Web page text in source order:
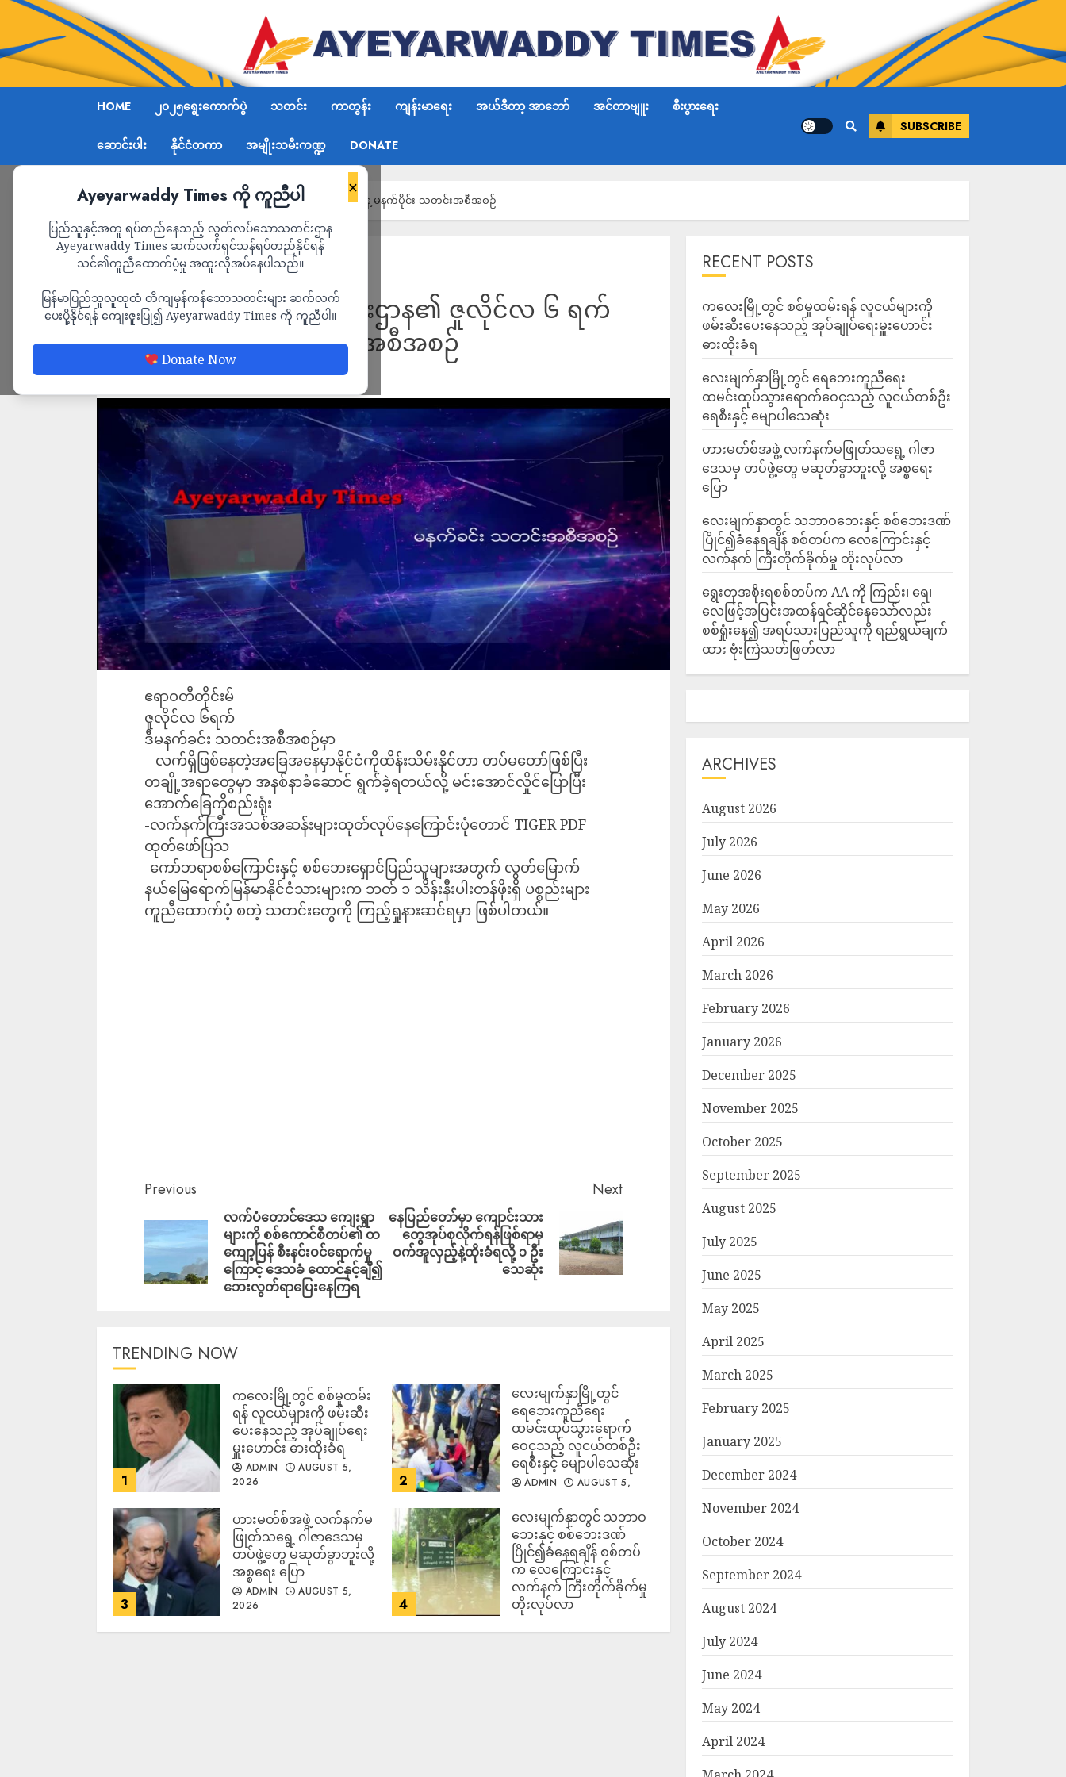
HOME ၂၀၂၅ရွေးကောက်ပွဲ သတင်း ကာတွန်း ကျန်းမာရေး အယ်ဒီတာ့ အာဘော် အင်တာဗျူး စီးပွားရေး
ဆောင်းပါး နိုင်ငံတကာ အမျိုးသမီးကဏ္ဍ DONATE
SUBSCRIBE
×
Ayeyarwaddy Times ကို ကူညီပါ
ပြည်သူနှင့်အတူ ရပ်တည်နေသည့် လွတ်လပ်သောသတင်းဌာန
Ayeyarwaddy Times ဆက်လက်ရှင်သန်ရပ်တည်နိုင်ရန်
သင်၏ကူညီထောက်ပံ့မှု အထူးလိုအပ်နေပါသည်။
မြန်မာပြည်သူလူထုထံ တိကျမှန်ကန်သောသတင်းများ ဆက်လက်
ပေးပို့နိုင်ရန် ကျေးဇူးပြု၍ Ayeyarwaddy Times ကို ကူညီပါ။
Donate Now
Home ဧရာဝတီတိုင်းမ်သတင်းဌာန၏ ဇူလိုင်လ ၆ ရက်နေ့ မနက်ပိုင်း သတင်းအစီအစဉ်
သတင်း
ဧရာဝတီတိုင်းမ်သတင်းဌာန၏ ဇူလိုင်လ ၆ ရက်
နေ့ မနက်ပိုင်း သတင်းအစီအစဉ်
ADMIN JULY 6, 2022
ဧရာဝတီတိုင်းမ်
ဇူလိုင်လ ၆ရက်
ဒီမနက်ခင်း သတင်းအစီအစဉ်မှာ
– လက်ရှိဖြစ်နေတဲ့အခြေအနေမှာနိုင်ငံကိုထိန်းသိမ်းနိုင်တာ တပ်မတော်ဖြစ်ပြီး
တချို့အရာတွေမှာ အနစ်နာခံဆောင် ရွက်ခဲ့ရတယ်လို့ မင်းအောင်လှိုင်ပြောပြီး
အောက်ခြေကိုစည်းရုံး
-လက်နက်ကြီးအသစ်အဆန်းများထုတ်လုပ်နေကြောင်းပုံတောင် TIGER PDF
ထုတ်ဖော်ပြသ
-ကော်ဘရာစစ်ကြောင်းနှင့် စစ်ဘေးရှောင်ပြည်သူများအတွက် လွတ်မြောက်
နယ်မြေရောက်မြန်မာနိုင်ငံသားများက ဘတ် ၁ သိန်းနီးပါးတန်ဖိုးရှိ ပစ္စည်းများ
ကူညီထောက်ပံ့ စတဲ့ သတင်းတွေကို ကြည့်ရှုနားဆင်ရမှာ ဖြစ်ပါတယ်။
Previous
လက်ပံတောင်ဒေသ ကျေးရွာ
များကို စစ်ကောင်စီတပ်၏ တ
ကျော့ပြန် စီးနင်းဝင်ရောက်မှု
ကြောင့် ဒေသခံ ထောင်နှင့်ချီ၍
ဘေးလွတ်ရာပြေးနေကြရ
Next
နေပြည်တော်မှာ ကျောင်းသား
တွေအုပ်စုလိုက်ရန်ဖြစ်ရာမှ
ဝက်အူလှည့်နဲ့ထိုးခံရလို့ ၁ ဦး
သေဆုံး
TRENDING NOW
1
ကလေးမြို့တွင် စစ်မှုထမ်း
ရန် လူငယ်များကို ဖမ်းဆီး
ပေးနေသည့် အုပ်ချုပ်ရေး
မှူးဟောင်း ဓားထိုးခံရ
ADMIN
AUGUST 5,
2026
2
လေးမျက်နှာမြို့တွင်
ရေဘေးကူညီရေး
ထမင်းထုပ်သွားရောက်
ဝေငှသည့် လူငယ်တစ်ဦး
ရေစီးနှင့် မျောပါသေဆုံး
ADMIN
AUGUST 5,
3
ဟားမတ်စ်အဖွဲ့ လက်နက်မ
ဖြုတ်သရွေ့ ဂါဇာဒေသမှ
တပ်ဖွဲ့တွေ မဆုတ်ခွာဘူးလို့
အစ္စရေး ပြော
ADMIN
AUGUST 5,
2026
4
‎လေးမျက်နှာတွင် သဘာဝ
ဘေးနှင့် စစ်ဘေးဒဏ်
ပြိုင်၍ခံနေရချိန် စစ်တပ်
က လေကြောင်းနှင့်
လက်နက် ကြီးတိုက်ခိုက်မှု
တိုးလုပ်လာ
RECENT POSTS
ကလေးမြို့တွင် စစ်မှုထမ်းရန် လူငယ်များကို
ဖမ်းဆီးပေးနေသည့် အုပ်ချုပ်ရေးမှူးဟောင်း
ဓားထိုးခံရ
လေးမျက်နှာမြို့တွင် ရေဘေးကူညီရေး
ထမင်းထုပ်သွားရောက်ဝေငှသည့် လူငယ်တစ်ဦး
ရေစီးနှင့် မျောပါသေဆုံး
ဟားမတ်စ်အဖွဲ့ လက်နက်မဖြုတ်သရွေ့ ဂါဇာ
ဒေသမှ တပ်ဖွဲ့တွေ မဆုတ်ခွာဘူးလို့ အစ္စရေး
ပြော
‎လေးမျက်နှာတွင် သဘာဝဘေးနှင့် စစ်ဘေးဒဏ်
ပြိုင်၍ခံနေရချိန် စစ်တပ်က လေကြောင်းနှင့်
လက်နက် ကြီးတိုက်ခိုက်မှု တိုးလုပ်လာ
ရွေးတုအစိုးရစစ်တပ်က AA ကို ကြည်း၊ ရေ၊
လေဖြင့်အပြင်းအထန်ရင်ဆိုင်နေသော်လည်း
စစ်ရှုံးနေ၍ အရပ်သားပြည်သူကို ရည်ရွယ်ချက်
ထား ဗုံးကြဲသတ်ဖြတ်လာ
ARCHIVES
August 2026
July 2026
June 2026
May 2026
April 2026
March 2026
February 2026
January 2026
December 2025
November 2025
October 2025
September 2025
August 2025
July 2025
June 2025
May 2025
April 2025
March 2025
February 2025
January 2025
December 2024
November 2024
October 2024
September 2024
August 2024
July 2024
June 2024
May 2024
April 2024